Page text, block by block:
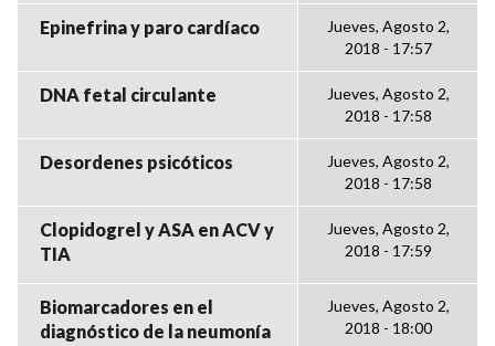
Epinefrina y paro cardíaco
Jueves, Agosto 2,
2018 - 17:57
DNA fetal circulante
Jueves, Agosto 2,
2018 - 17:58
Desordenes psicóticos
Jueves, Agosto 2,
2018 - 17:58
Clopidogrel y ASA en ACV y
TIA
Jueves, Agosto 2,
2018 - 17:59
Biomarcadores en el
diagnóstico de la neumonía
Jueves, Agosto 2,
2018 - 18:00